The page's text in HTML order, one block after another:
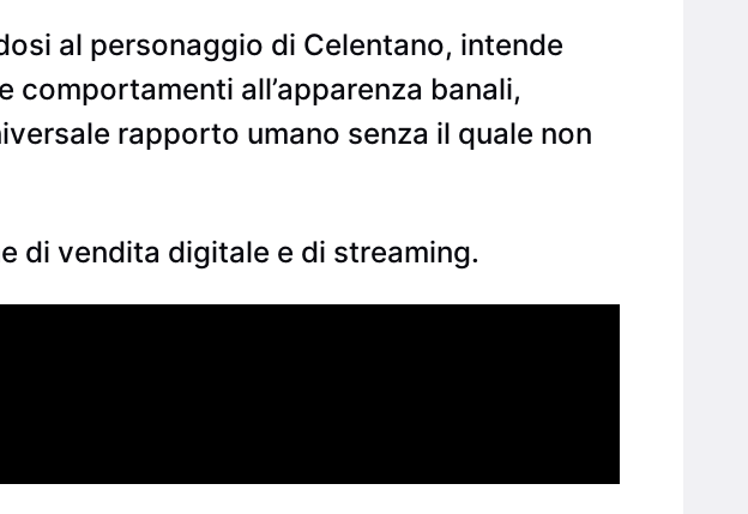
al personaggio di Celentano, intende
comportamenti all’apparenza banali,
rapporto umano senza il quale non
di vendita digitale e di streaming.